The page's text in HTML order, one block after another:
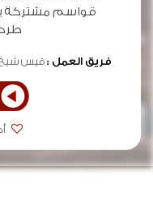
قواسم مشتركة
فريق العمل :قيس